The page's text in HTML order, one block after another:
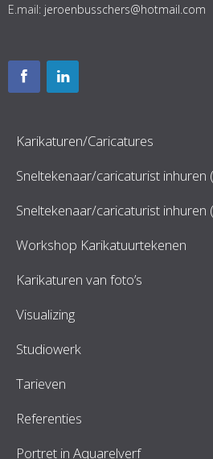
E.mail: jeroenbusschers@hotmail.com
Karikaturen/Caricatures
Sneltekenaar/caricaturist inhuren
Sneltekenaar/caricaturist inhuren
Workshop Karikatuurtekenen
Karikaturen van foto’s
Visualizing
Studiowerk
Tarieven
Referenties
Portret in Aquarelverf